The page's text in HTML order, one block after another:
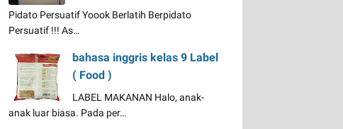
Pidato Persuatif Yoook Berlatih Berpidato
Persuatif !!! As…
bahasa inggris kelas 9 Label
( Food )
LABEL MAKANAN Halo, anak-
anak luar biasa. Pada per…